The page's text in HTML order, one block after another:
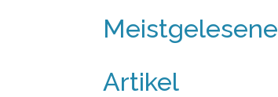
Meistgelesene
Artikel